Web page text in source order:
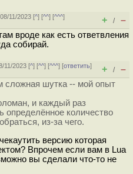
11/2023 [^] [^^] [^^^]
+ / –
вроде как есть ответвления
собирай.
11/2023 [^] [^^] [^^^] [ответить]
+ / –
сложная шутка -- мой опыт
и каждый раз
определённое количество
из-за чего.
версию которая
Впрочем если вам в Lua
вы сделали что-то не